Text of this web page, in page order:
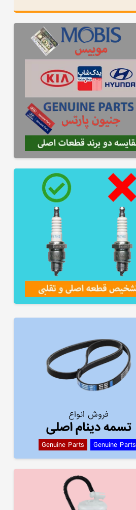
فروش انواع
تسمه دینام اصلی
Genuine Parts Genuine Parts